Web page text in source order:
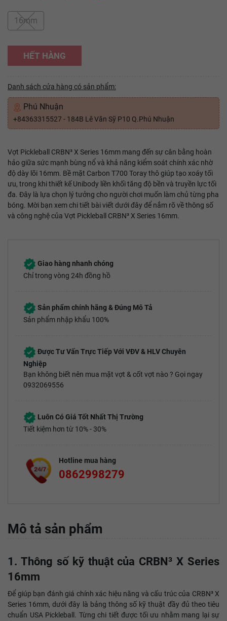
16mm
HẾT HÀNG
Danh sách cửa hàng có sản phẩm:
Phú Nhuận
+84363315527 - 184B Lê Văn Sỹ P10 Q.Phú Nhuận
Vợt Pickleball CRBN³ X Series 16mm mang đến sự cân bằng hoàn
hảo giữa sức mạnh bùng nổ và khả năng kiểm soát chính xác nhờ
độ dày lõi 16mm. Bề mặt Carbon T700 Toray thô giúp tạo xoáy tối
ưu, trong khi thiết kế Unibody liền khối tăng độ bền và truyền lực tối
đa. Đây là lựa chọn lý tưởng cho người chơi muốn làm chủ từng pha
bóng. Mời bạn xem chi tiết bài viết dưới đây để nắm rõ về thông số
và công nghệ của Vợt Pickleball CRBN³ X Series 16mm.
Giao hàng nhanh chóng
Chỉ trong vòng 24h đồng hồ
Sản phẩm chính hãng & Đúng Mô Tả
Sản phẩm nhập khẩu 100%
Được Tư Vấn Trực Tiếp Với VĐV & HLV Chuyên
Nghiệp
Bạn không biết nên mua mặt vợt & cốt vợt nào ? Gọi ngay
0932069556
Luôn Có Giá Tốt Nhất Thị Trường
Tiết kiệm hơn từ 10% - 30%
Hotline mua hàng
0862998279
Mô tả sản phẩm
1. Thông số kỹ thuật của CRBN³ X Series
16mm
Để giúp bạn đánh giá chính xác hiệu năng và cấu trúc của CRBN³ X
Series 16mm, dưới đây là bảng thông số kỹ thuật đầy đủ theo tiêu
chuẩn USA Pickleball. Từng chi tiết được tối ưu nhằm mang lại sự